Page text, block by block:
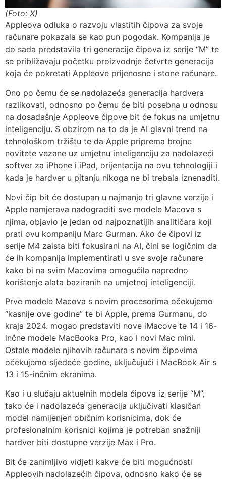
(Foto: X)
Appleova odluka o razvoju vlastitih čipova za svoje
računare pokazala se kao pun pogodak. Kompanija je
do sada predstavila tri generacije čipova iz serije “M” te
se približavaju početku proizvodnje četvrte generacija
koja će pokretati Appleove prijenosne i stone računare.
Ono po čemu će se nadolazeća generacija hardvera
razlikovati, odnosno po čemu će biti posebna u odnosu
na dosadašnje Appleove čipove bit će fokus na umjetnu
inteligenciju. S obzirom na to da je AI glavni trend na
tehnološkom tržištu te da Apple priprema brojne
novitete vezane uz umjetnu inteligenciju za nadolazeći
softver za iPhone i iPad, orijentacija na ovu tehnologiji i
kada je hardver u pitanju nikoga ne bi trebala iznenaditi.
Novi čip bit će dostupan u najmanje tri glavne verzije i
Apple namjerava nadograditi sve modele Macova s
njima, objavio je jedan od najpoznatijih analitičara koji
prati ovu kompaniju Marc Gurman. Ako će čipovi iz
serije M4 zaista biti fokusirani na AI, čini se logičnim da
će ih kompanija implementirati u sve svoje računare
kako bi na svim Macovima omogućila napredno
korištenje alata baziranih na umjetnoj inteligenciji.
Prve modele Macova s novim procesorima očekujemo
“kasnije ove godine” te bi Apple, prema Gurmanu, do
kraja 2024. mogao predstaviti nove iMacove te 14 i 16-
inčne modele MacBooka Pro, kao i novi Mac mini.
Ostale modele njihovih računara s novim čipovima
očekujemo sljedeće godine, uključujući i MacBook Air s
13 i 15-inčnim ekranima.
Kao i u slučaju aktuelnih modela čipova iz serije “M”,
tako će i nadolazeća generacija uključivati klasičan
model namijenjen običnim korisnicima, dok će
profesionalnim korisnici kojima je potreban snažniji
hardver biti dostupne verzije Max i Pro.
Bit će zanimljivo vidjeti kakve će biti mogućnosti
Appleovih nadolazećih čipova, odnosno kako će se